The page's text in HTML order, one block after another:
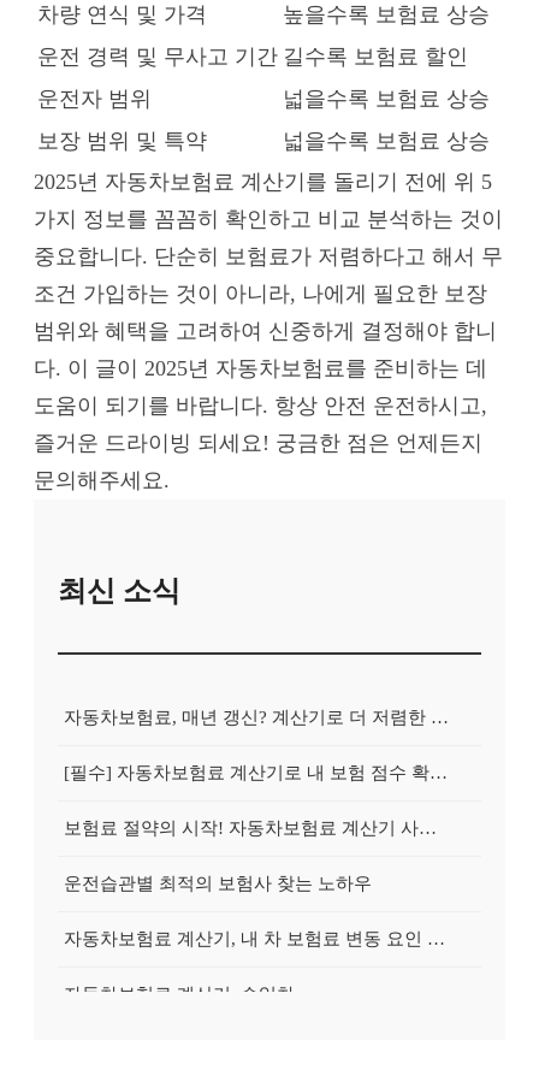
차량 연식 및 가격
높을수록 보험료 상승
운전 경력 및 무사고 기간 길수록 보험료 할인
운전자 범위
넓을수록 보험료 상승
보장 범위 및 특약
넓을수록 보험료 상승
2025년 자동차보험료 계산기를 돌리기 전에 위 5
가지 정보를 꼼꼼히 확인하고 비교 분석하는 것이
중요합니다. 단순히 보험료가 저렴하다고 해서 무
조건 가입하는 것이 아니라, 나에게 필요한 보장
범위와 혜택을 고려하여 신중하게 결정해야 합니
다. 이 글이 2025년 자동차보험료를 준비하는 데
도움이 되기를 바랍니다. 항상 안전 운전하시고,
즐거운 드라이빙 되세요! 궁금한 점은 언제든지
문의해주세요.
최신 소식
자동차보험료, 매년 갱신? 계산기로 더 저렴한 보험 찾아 갈아타는 방법
[필수] 자동차보험료 계산기로 내 보험 점수 확인하고, 불필요한 지출 줄이기
보험료 절약의 시작! 자동차보험료 계산기 사용 전 반드시 알아야 할 5가지
운전습관별 최적의 보험사 찾는 노하우
자동차보험료 계산기, 내 차 보험료 변동 요인 완벽 분석 & 절약 전략
자동차보험료 계산기, 수입차